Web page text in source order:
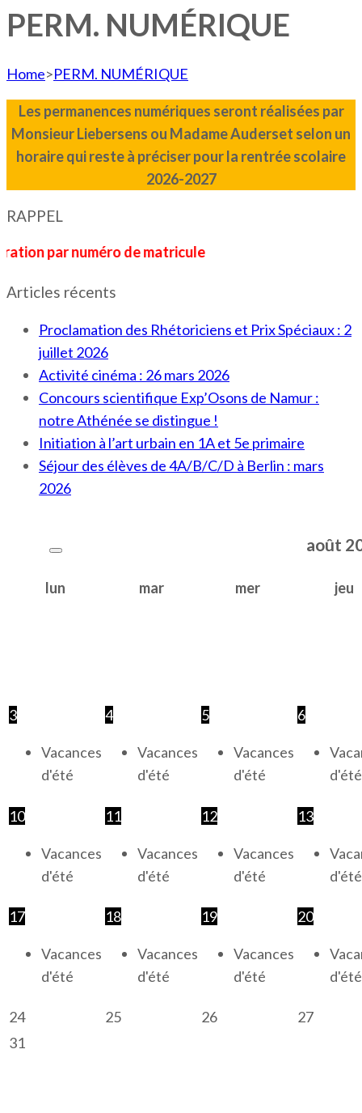
PERM. NUMÉRIQUE
Home>PERM. NUMÉRIQUE
Les permanences numériques seront réalisées par
Monsieur Liebersens ou Madame Auderset selon un
horaire qui reste à préciser pour la rentrée scolaire
2026-2027
RAPPEL
numéro de matricule
Articles récents
Proclamation des Rhétoriciens et Prix Spéciaux : 2
juillet 2026
Activité cinéma : 26 mars 2026
Concours scientifique Exp’Osons de Namur :
notre Athénée se distingue !
Initiation à l’art urbain en 1A et 5e primaire
Séjour des élèves de 4A/B/C/D à Berlin : mars
2026
août
lun mar mer jeu
3
Vacances
d'été
4
Vacances
d'été
5
Vacances
d'été
6
d'été
10
Vacances
d'été
11
Vacances
d'été
12
Vacances
d'été
13
d'été
17
Vacances
d'été
18
Vacances
d'été
19
Vacances
d'été
20
d'été
24 25 26
27
31